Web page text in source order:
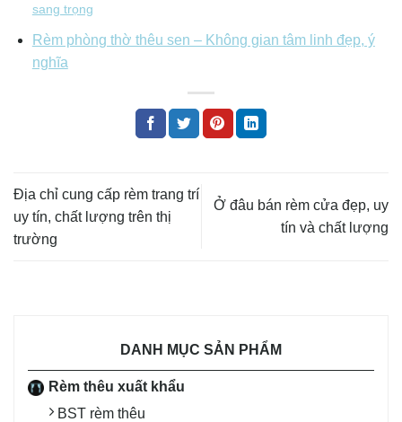
DANH MỤC SẢN PHẨM
Rèm thêu xuất khẩu
BST rèm thêu
sang trọng
Rèm phòng thờ thêu sen – Không gian tâm linh đẹp, ý
nghĩa
Địa chỉ cung cấp rèm trang trí
uy tín, chất lượng trên thị
trường
Ở đâu bán rèm cửa đẹp, uy
tín và chất lượng